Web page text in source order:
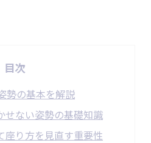
目次
勢の基本を解説
せない姿勢の基礎知識
座り方を見直す重要性